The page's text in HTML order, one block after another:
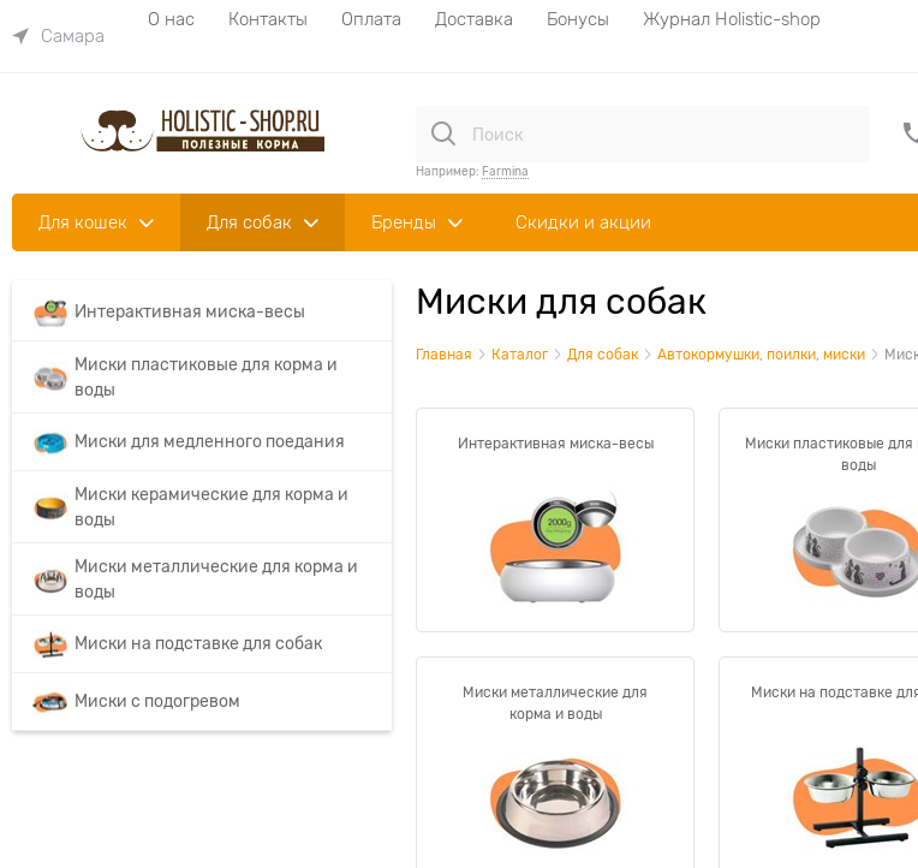
Самара
О нас Контакты Оплата Доставка Бонусы
Журнал Holistic-shop
Например: Farmina
Для кошек Для собак Бренды Скидки и акции
Интерактивная миска-весы
Миски пластиковые для корма и
воды
Миски для медленного поедания
Миски керамические для корма и
воды
Миски металлические для корма и
воды
Миски на подставке для собак
Миски с подогревом
Миски для собак
Главная Каталог Для собак Автокормушки, поилки, миски
Интерактивная миска-весы
Миски пластиковые для
воды
Миски металлические для
корма и воды
Миски на подставке